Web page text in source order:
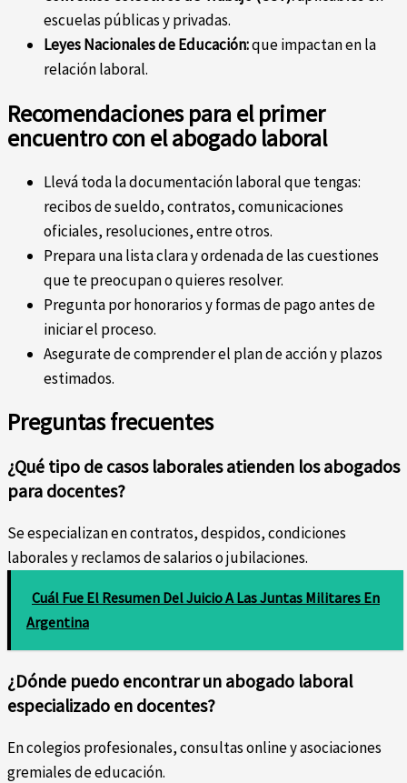
escuelas públicas y privadas.
Leyes Nacionales de Educación:que impactan en la
relación laboral.
Recomendaciones para el primer
encuentro con el abogado laboral
Llevá toda la documentación laboral que tengas:
recibos de sueldo, contratos, comunicaciones
oficiales, resoluciones, entre otros.
Prepara una lista clara y ordenada de las cuestiones
que te preocupan o quieres resolver.
Pregunta por honorarios y formas de pago antes de
iniciar el proceso.
Asegurate de comprender el plan de acción y plazos
estimados.
Preguntas frecuentes
¿Qué tipo de casos laborales atienden los abogados
para docentes?
Se especializan en contratos, despidos, condiciones
laborales y reclamos de salarios o jubilaciones.
Cuál Fue El Resumen Del Juicio A Las Juntas Militares En
Argentina
¿Dónde puedo encontrar un abogado laboral
especializado en docentes?
En colegios profesionales, consultas online y asociaciones
gremiales de educación.